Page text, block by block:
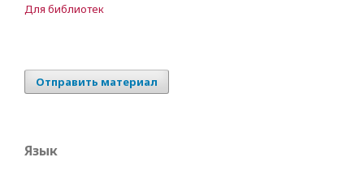
Для библиотек
Отправить материал
Язык